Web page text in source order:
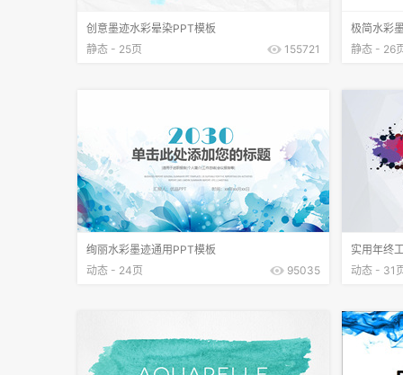
创意墨迹水彩晕染PPT模板
静态 - 25页
155721
极简水彩
静态 - 26
绚丽水彩墨迹通用PPT模板
动态 - 24页
95035
实用年终
动态 - 31